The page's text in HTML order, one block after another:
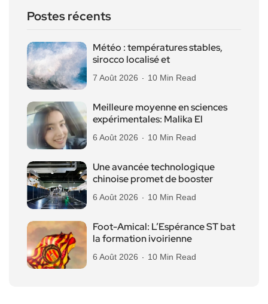
Postes récents
Météo : températures stables,
sirocco localisé et
7 Août 2026 10 Min Read
Meilleure moyenne en sciences
expérimentales: Malika El
6 Août 2026 10 Min Read
Une avancée technologique
chinoise promet de booster
6 Août 2026 10 Min Read
Foot-Amical: L’Espérance ST bat
la formation ivoirienne
6 Août 2026 10 Min Read